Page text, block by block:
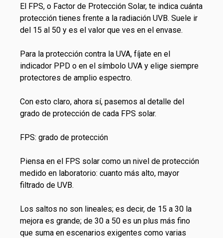
El FPS, o Factor de Protección Solar, te indica cuánta
protección tienes frente a la radiación UVB. Suele ir
del 15 al 50 y es el valor que ves en el envase.
Para la protección contra la UVA, fíjate en el
indicador PPD o en el símbolo UVA y elige siempre
protectores de amplio espectro.
Con esto claro, ahora sí, pasemos al detalle del
grado de protección de cada FPS solar.
FPS: grado de protección
Piensa en el FPS solar como un nivel de protección
medido en laboratorio: cuanto más alto, mayor
filtrado de UVB.
Los saltos no son lineales; es decir, de 15 a 30 la
mejora es grande; de 30 a 50 es un plus más fino
que suma en escenarios exigentes como varias